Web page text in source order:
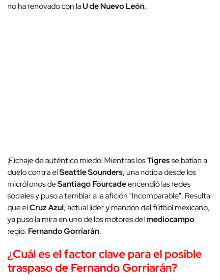
no ha renovado con laU de Nuevo León.
¡Fichaje de auténtico miedo! Mientras losTigresse batían a
duelo contra elSeattle Sounders, una noticia desde los
micrófonos deSantiago Fourcadeencendió las redes
sociales y puso a temblar a la afición "Incomparable". Resulta
que elCruz Azul, actual líder y mandón del fútbol mexicano,
ya puso la mira en uno de los motores delmediocampo
regio: Fernando Gorriarán.
¿Cuál es el factor clave para el posible
traspaso de Fernando Gorriarán?